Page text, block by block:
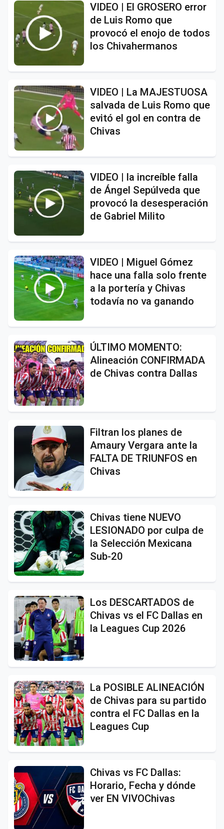
VIDEO | El GROSERO error
de Luis Romo que
provocó el enojo de todos
los Chivahermanos
VIDEO | La MAJESTUOSA
salvada de Luis Romo que
evitó el gol en contra de
Chivas
VIDEO | la increíble falla
de Ángel Sepúlveda que
provocó la desesperación
de Gabriel Milito
VIDEO | Miguel Gómez
hace una falla solo frente
a la portería y Chivas
todavía no va ganando
ÚLTIMO MOMENTO:
Alineación CONFIRMADA
de Chivas contra Dallas
Filtran los planes de
Amaury Vergara ante la
FALTA DE TRIUNFOS en
Chivas
Chivas tiene NUEVO
LESIONADO por culpa de
la Selección Mexicana
Sub-20
Los DESCARTADOS de
Chivas vs el FC Dallas en
la Leagues Cup 2026
La POSIBLE ALINEACIÓN
de Chivas para su partido
contra el FC Dallas en la
Leagues Cup
Chivas vs FC Dallas:
Horario, Fecha y dónde
ver EN VIVOChivas